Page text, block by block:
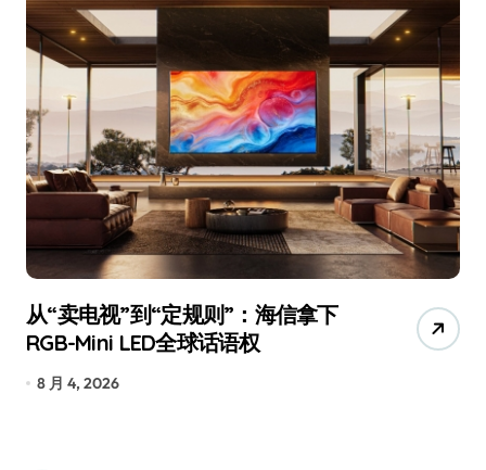
从“卖电视”到“定规则”：海信拿下
RGB-Mini LED全球话语权
8 月 4, 2026